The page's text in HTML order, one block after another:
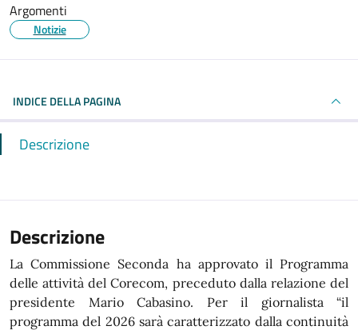
Argomenti
Notizie
INDICE DELLA PAGINA
Descrizione
Descrizione
La Commissione Seconda ha approvato il Programma
delle attività del Corecom, preceduto dalla relazione del
presidente Mario Cabasino. Per il giornalista “il
programma del 2026 sarà caratterizzato dalla continuità